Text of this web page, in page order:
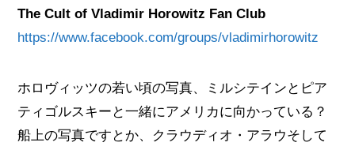
The Cult of Vladimir Horowitz Fan Club
https://www.facebook.com/groups/vladimirhorowitz
ホロヴィッツの若い頃の写真、ミルシテインとピア
ティゴルスキーと一緒にアメリカに向かっている？
船上の写真ですとか、クラウディオ・アラウそして